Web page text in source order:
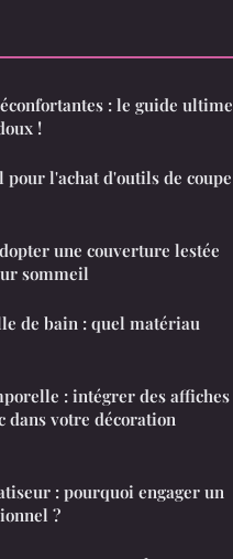
: le guide ultime
!
pour l'achat d'outils de coupe
une couverture lestée
sommeil
de bain : quel matériau
: intégrer des affiches
dans votre décoration
: pourquoi engager un
?